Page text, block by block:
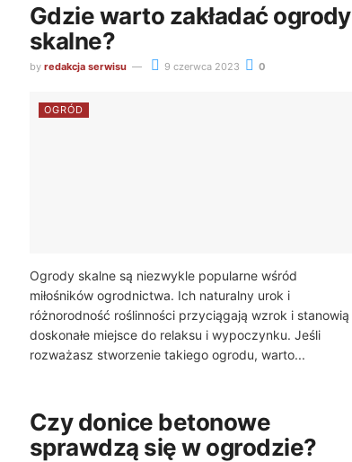
Gdzie warto zakładać ogrody
skalne?
by redakcja serwisu 9 czerwca 2023 0
OGRÓD
Ogrody skalne są niezwykle popularne wśród
miłośników ogrodnictwa. Ich naturalny urok i
różnorodność roślinności przyciągają wzrok i stanowią
doskonałe miejsce do relaksu i wypoczynku. Jeśli
rozważasz stworzenie takiego ogrodu, warto...
Czy donice betonowe
sprawdzą się w ogrodzie?